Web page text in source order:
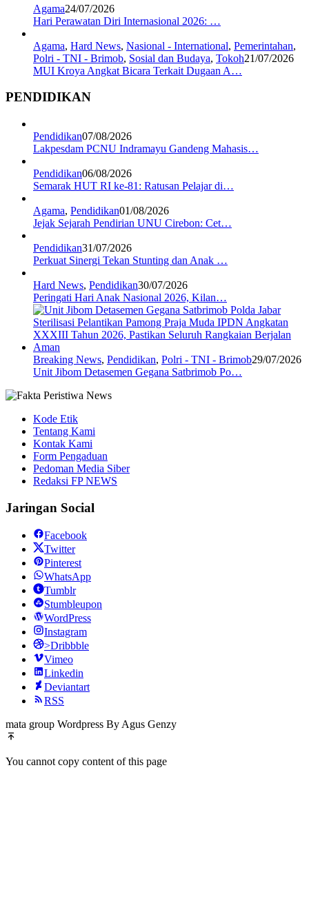
Agama24/07/2026
Hari Perawatan Diri Internasional 2026: …
Agama, Hard News, Nasional - International, Pemerintahan,
Polri - TNI - Brimob, Sosial dan Budaya, Tokoh21/07/2026
MUI Kroya Angkat Bicara Terkait Dugaan A…
PENDIDIKAN
Pendidikan07/08/2026
Lakpesdam PCNU Indramayu Gandeng Mahasis…
Pendidikan06/08/2026
Semarak HUT RI ke-81: Ratusan Pelajar di…
Agama, Pendidikan01/08/2026
Jejak Sejarah Pendirian UNU Cirebon: Cet…
Pendidikan31/07/2026
Perkuat Sinergi Tekan Stunting dan Anak …
Hard News, Pendidikan30/07/2026
Peringati Hari Anak Nasional 2026, Kilan…
Breaking News, Pendidikan, Polri - TNI - Brimob29/07/2026
Unit Jibom Detasemen Gegana Satbrimob Po…
Kode Etik
Tentang Kami
Kontak Kami
Form Pengaduan
Pedoman Media Siber
Redaksi FP NEWS
Jaringan Social
Facebook
Twitter
Pinterest
WhatsApp
Tumblr
Stumbleupon
WordPress
Instagram
>Dribbble
Vimeo
Linkedin
Deviantart
RSS
mata group Wordpress By Agus Genzy
You cannot copy content of this page